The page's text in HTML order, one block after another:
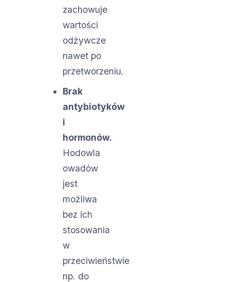
zachowuje
wartości
odżywcze
nawet po
przetworzeniu.
Brak
antybiotyków
i
hormonów.
Hodowla
owadów
jest
możliwa
bez ich
stosowania
w
przeciwieństwie
np. do